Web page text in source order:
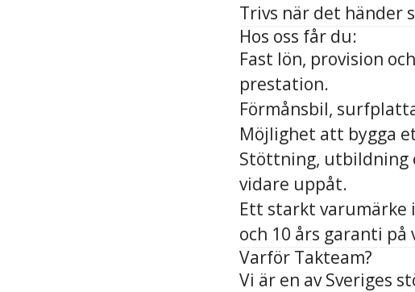
Trivs när det händer
Hos oss får du:
Fast lön, provision
prestation.
Förmånsbil,
Möjlighet att bygga
Stöttning, utbildning
vidare uppåt.
Ett starkt varumärke
och 10 års garanti
Varför Takteam?
Vi är en av Sveriges